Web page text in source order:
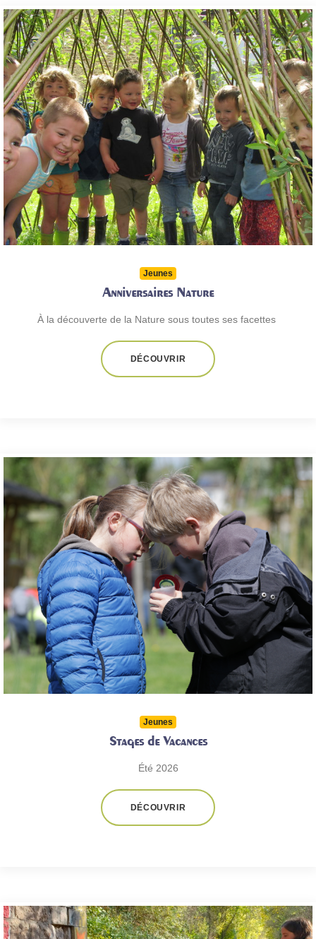
Jeunes
Anniversaires Nature
À la découverte de la Nature sous toutes ses facettes
DÉCOUVRIR
Jeunes
Stages de Vacances
Été 2026
DÉCOUVRIR